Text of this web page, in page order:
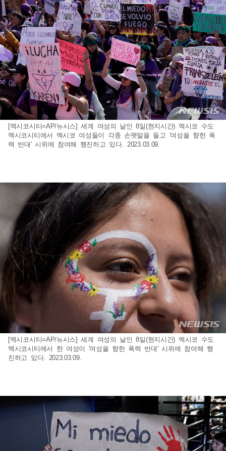
[멕시코시티=AP/뉴시스] 세계 여성의 날인 8일(현지시간) 멕시코 수도
멕시코시티에서 멕시코 여성들이 각종 손팻말을 들고 '여성을 향한 폭
력 반대' 시위에 참여해 행진하고 있다. 2023.03.09.
[멕시코시티=AP/뉴시스] 세계 여성의 날인 8일(현지시간) 멕시코 수도
멕시코시티에서 한 여성이 '여성을 향한 폭력 반대' 시위에 참여해 행
진하고 있다. 2023.03.09.